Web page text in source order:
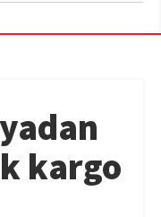
kargo